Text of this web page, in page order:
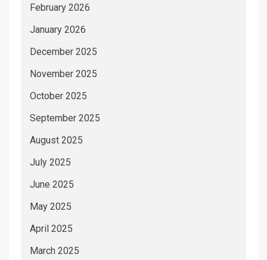
February 2026
January 2026
December 2025
November 2025
October 2025
September 2025
August 2025
July 2025
June 2025
May 2025
April 2025
March 2025